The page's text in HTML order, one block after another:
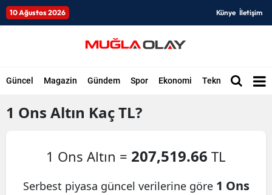
10 Ağustos 2026 Künye İletişim
Güncel Magazin Gündem Spor Ekonomi Teknoloji Dünya
1 Ons Altın Kaç TL?
1 Ons Altın = 207,519.66 TL
Serbest piyasa güncel verilerine göre 1 Ons